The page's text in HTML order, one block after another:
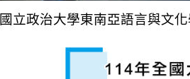
國立政治大學東南亞語言與文